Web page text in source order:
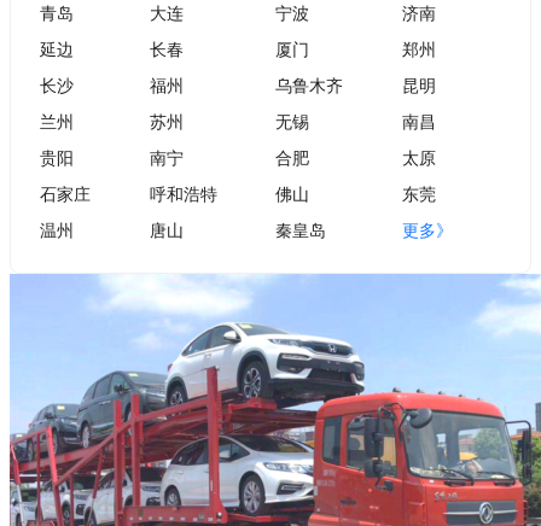
青岛
大连 宁波
济南
延边
长春 厦门
郑州
长沙
福州 乌鲁木齐
昆明
兰州
苏州 无锡
南昌
贵阳
南宁 合肥
太原
石家庄
呼和浩特 佛山
东莞
温州
唐山 秦皇岛 更多》